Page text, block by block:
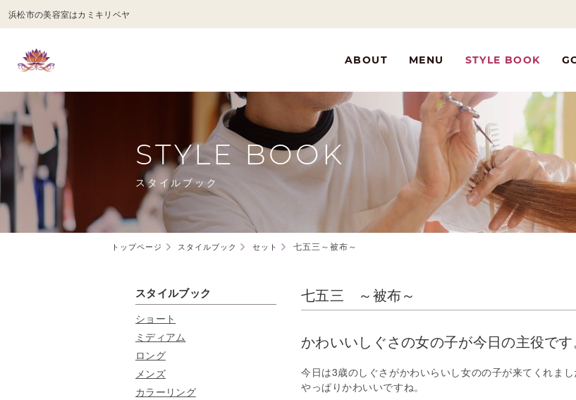
浜松市の美容室はカミキリベヤ
ABOUT MENU STYLE BOOK
STYLE BOOK
スタイルブック
トップページ スタイルブック セット 七五三～被布～
七五三 ～被布～
かわいいしぐさの女の子が今日の主役です
今日は3歳のしぐさがかわいらいし女のの子が来てくれまし
やっぱりかわいいですね。
スタイルブック
ショート
ミディアム
ロング
メンズ
カラーリング